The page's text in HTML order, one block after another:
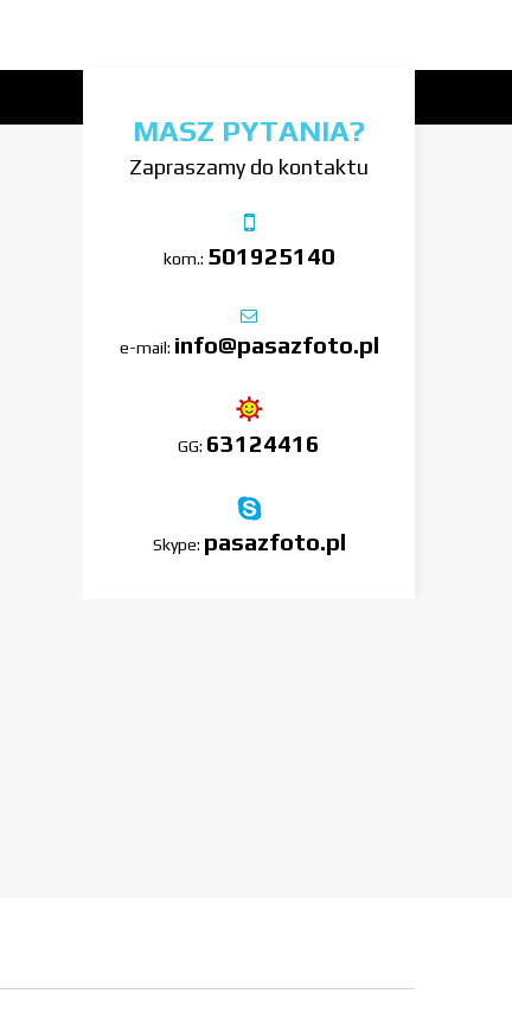
MASZ PYTANIA?
Zapraszamy do kontaktu
kom.: 501925140
e-mail: info@pasazfoto.pl
GG: 63124416
Skype: pasazfoto.pl